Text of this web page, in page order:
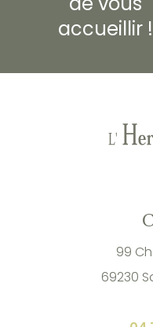
accueillir !
99
69230